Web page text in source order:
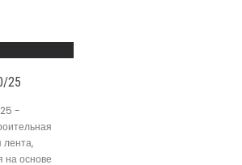
25
-
лента,
на основе